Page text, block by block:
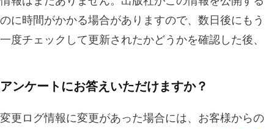
のに時間がかかる場合がありますので、数日後にもう
一度チェックして更新されたかどうかを確認した後、
アンケートにお答えいただけますか？
変更ログ情報に変更があった場合には、お客様からの